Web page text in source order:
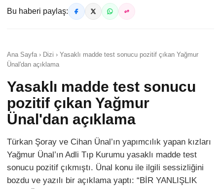
Bu haberi paylaş:
Ana Sayfa › Dizi › Yasaklı madde test sonucu pozitif çıkan Yağmur
Ünal'dan açıklama
Yasaklı madde test sonucu
pozitif çıkan Yağmur
Ünal'dan açıklama
Türkan Şoray ve Cihan Ünal’ın yapımcılık yapan kızları
Yağmur Ünal’ın Adli Tıp Kurumu yasaklı madde test
sonucu pozitif çıkmıştı. Ünal konu ile ilgili sessizliğini
bozdu ve yazılı bir açıklama yaptı: “BİR YANLIŞLIK